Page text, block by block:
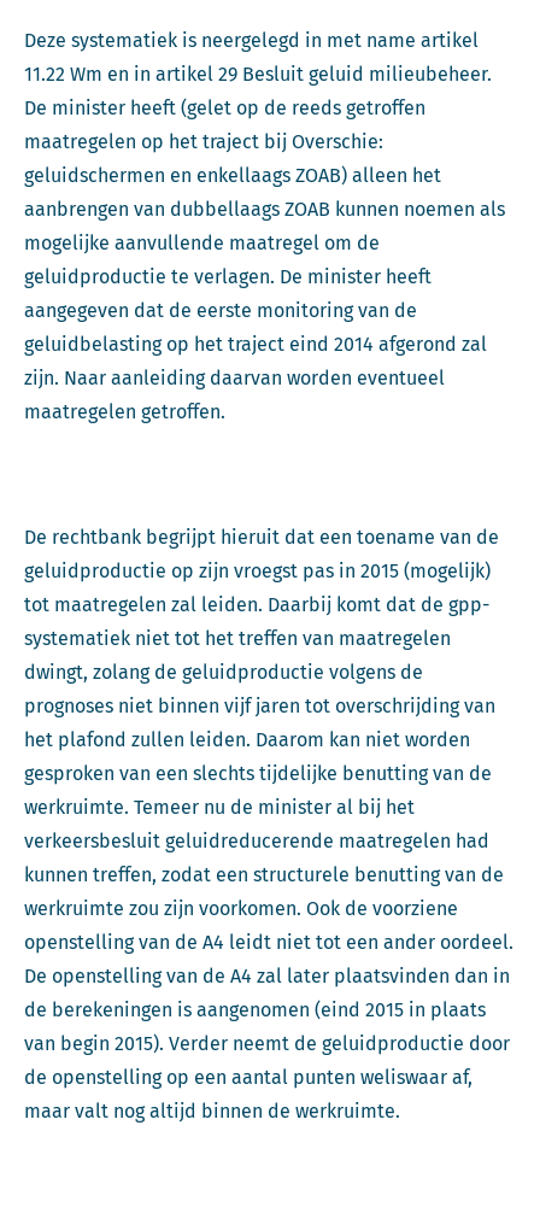
Deze systematiek is neergelegd in met name artikel
11.22 Wm en in artikel 29 Besluit geluid milieubeheer.
De minister heeft (gelet op de reeds getroffen
maatregelen op het traject bij Overschie:
geluidschermen en enkellaags ZOAB) alleen het
aanbrengen van dubbellaags ZOAB kunnen noemen als
mogelijke aanvullende maatregel om de
geluidproductie te verlagen. De minister heeft
aangegeven dat de eerste monitoring van de
geluidbelasting op het traject eind 2014 afgerond zal
zijn. Naar aanleiding daarvan worden eventueel
maatregelen getroffen.
De rechtbank begrijpt hieruit dat een toename van de
geluidproductie op zijn vroegst pas in 2015 (mogelijk)
tot maatregelen zal leiden. Daarbij komt dat de gpp-
systematiek niet tot het treffen van maatregelen
dwingt, zolang de geluidproductie volgens de
prognoses niet binnen vijf jaren tot overschrijding van
het plafond zullen leiden. Daarom kan niet worden
gesproken van een slechts tijdelijke benutting van de
werkruimte. Temeer nu de minister al bij het
verkeersbesluit geluidreducerende maatregelen had
kunnen treffen, zodat een structurele benutting van de
werkruimte zou zijn voorkomen. Ook de voorziene
openstelling van de A4 leidt niet tot een ander oordeel.
De openstelling van de A4 zal later plaatsvinden dan in
de berekeningen is aangenomen (eind 2015 in plaats
van begin 2015). Verder neemt de geluidproductie door
de openstelling op een aantal punten weliswaar af,
maar valt nog altijd binnen de werkruimte.